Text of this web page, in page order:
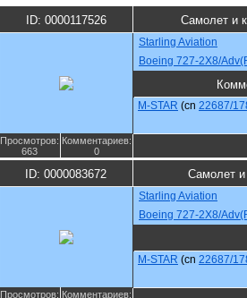
ID: 0000117526 Самолет и
Starling Aviation
Boeing 727-2X8/
M-STAR (cn 22687/
Просмотров:
663
Комментариев:
0
ID: 0000083672 Самолет
Starling Aviation
Boeing 727-2X8/
M-STAR (cn 22687/
Просмотров: Комментариев: